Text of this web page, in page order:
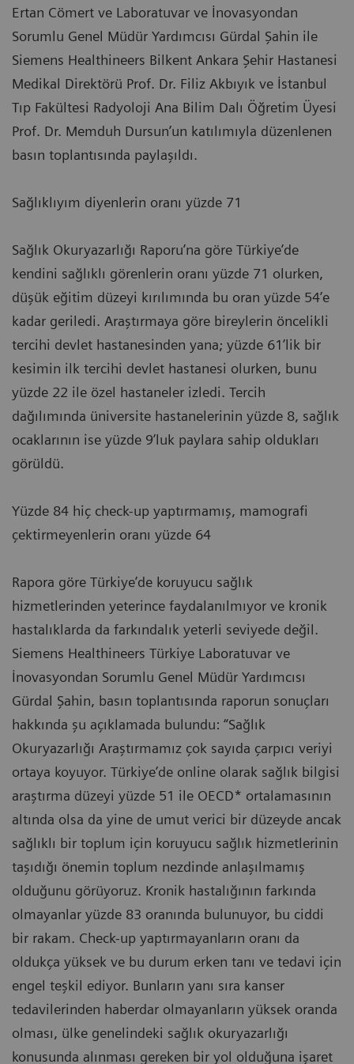
Ertan Cömert ve Laboratuvar ve İnovasyondan
Sorumlu Genel Müdür Yardımcısı Gürdal Şahin ile
Siemens Healthineers Bilkent Ankara Şehir Hastanesi
Medikal Direktörü Prof. Dr. Filiz Akbıyık ve İstanbul
Tıp Fakültesi Radyoloji Ana Bilim Dalı Öğretim Üyesi
Prof. Dr. Memduh Dursun’un katılımıyla düzenlenen
basın toplantısında paylaşıldı.
Sağlıklıyım diyenlerin oranı yüzde 71
Sağlık Okuryazarlığı Raporu’na göre Türkiye’de
kendini sağlıklı görenlerin oranı yüzde 71 olurken,
düşük eğitim düzeyi kırılımında bu oran yüzde 54’e
kadar geriledi. Araştırmaya göre bireylerin öncelikli
tercihi devlet hastanesinden yana; yüzde 61’lik bir
kesimin ilk tercihi devlet hastanesi olurken, bunu
yüzde 22 ile özel hastaneler izledi. Tercih
dağılımında üniversite hastanelerinin yüzde 8, sağlık
ocaklarının ise yüzde 9’luk paylara sahip oldukları
görüldü.
Yüzde 84 hiç check-up yaptırmamış, mamografi
çektirmeyenlerin oranı yüzde 64
Rapora göre Türkiye’de koruyucu sağlık
hizmetlerinden yeterince faydalanılmıyor ve kronik
hastalıklarda da farkındalık yeterli seviyede değil.
Siemens Healthineers Türkiye Laboratuvar ve
İnovasyondan Sorumlu Genel Müdür Yardımcısı
Gürdal Şahin, basın toplantısında raporun sonuçları
hakkında şu açıklamada bulundu: “Sağlık
Okuryazarlığı Araştırmamız çok sayıda çarpıcı veriyi
ortaya koyuyor. Türkiye’de online olarak sağlık bilgisi
araştırma düzeyi yüzde 51 ile OECD* ortalamasının
altında olsa da yine de umut verici bir düzeyde ancak
sağlıklı bir toplum için koruyucu sağlık hizmetlerinin
taşıdığı önemin toplum nezdinde anlaşılmamış
olduğunu görüyoruz. Kronik hastalığının farkında
olmayanlar yüzde 83 oranında bulunuyor, bu ciddi
bir rakam. Check-up yaptırmayanların oranı da
oldukça yüksek ve bu durum erken tanı ve tedavi için
engel teşkil ediyor. Bunların yanı sıra kanser
tedavilerinden haberdar olmayanların yüksek oranda
olması, ülke genelindeki sağlık okuryazarlığı
konusunda alınması gereken bir yol olduğuna işaret